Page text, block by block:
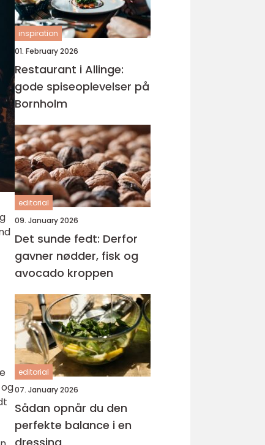
inspiration
01. February 2026
Restaurant i Allinge:
gode spiseoplevelser på
Bornholm
editorial
09. January 2026
Det sunde fedt: Derfor
gavner nødder, fisk og
avocado kroppen
editorial
07. January 2026
Sådan opnår du den
perfekte balance i en